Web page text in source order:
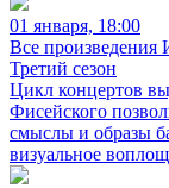
01 января, 18:00
Все произведения
Третий сезон
Цикл концертов
Фисейского
смыслы и образы
визуальное